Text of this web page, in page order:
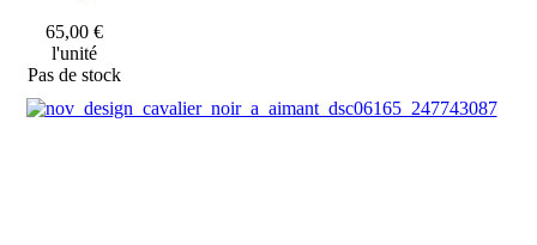
65,00 €
l'unité
Pas de stock